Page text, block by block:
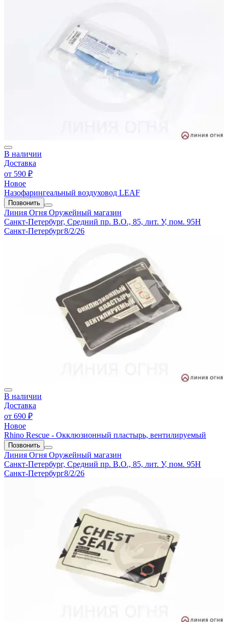
В наличии
Доставка
от 590 ₽
Новое
Назофарингеальный воздуховод LEAF
Позвонить
Линия Огня Оружейный магазин
Санкт-Петербург, Средний пр. В.О., 85, лит. У, пом. 95Н
Санкт-Петербург8/2/26
В наличии
Доставка
от 690 ₽
Новое
Rhino Rescue - Окклюзионный пластырь, вентилируемый
Позвонить
Линия Огня Оружейный магазин
Санкт-Петербург, Средний пр. В.О., 85, лит. У, пом. 95Н
Санкт-Петербург8/2/26